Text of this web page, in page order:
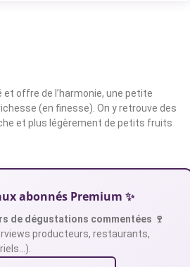
et offre de l’harmonie, une petite
(en finesse). On y retrouve des
et plus légèrement de petits fruits
abonnés Premium ✨
de dégustations commentées 🍷
producteurs, restaurants,